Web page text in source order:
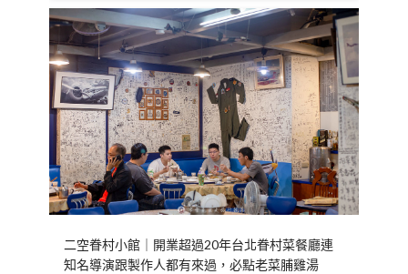
二空眷村小館｜開業超過20年台北眷村菜餐廳連
知名導演跟製作人都有來過，必點老菜脯雞湯